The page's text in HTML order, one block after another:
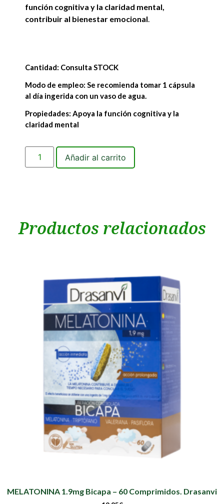
función cognitiva y la claridad mental,
contribuir al bienestar emocional.
Cantidad: Consulta STOCK
Modo de empleo: Se recomienda tomar 1 cápsula
al día ingerida con un vaso de agua.
Propiedades: Apoya la función cognitiva y la
claridad mental
Añadir al carrito
Productos relacionados
MELATONINA 1.9mg Bicapa – 60 Comprimidos. Drasanvi